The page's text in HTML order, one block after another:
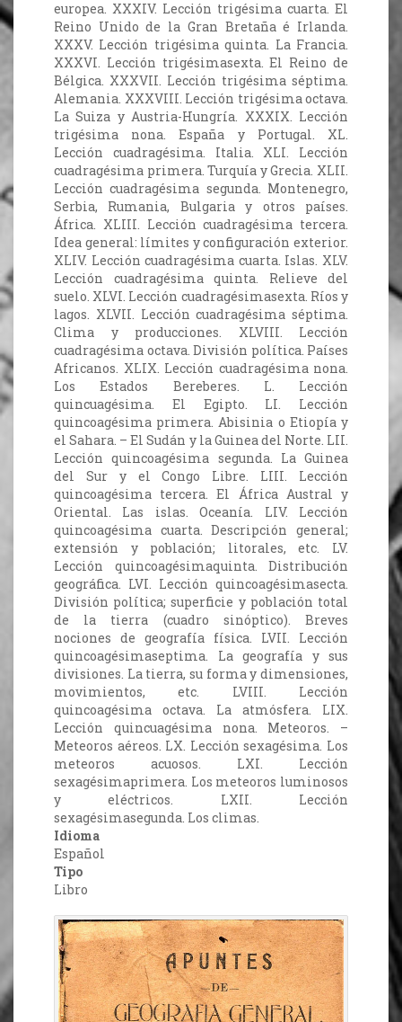
europea. XXXIV. Lección trigésima cuarta. El
Reino Unido de la Gran Bretaña é Irlanda.
XXXV. Lección trigésima quinta. La Francia.
XXXVI. Lección trigésimasexta. El Reino de
Bélgica. XXXVII. Lección trigésima séptima.
Alemania. XXXVIII. Lección trigésima octava.
La Suiza y Austria-Hungría. XXXIX. Lección
trigésima nona. España y Portugal. XL.
Lección cuadragésima. Italia. XLI. Lección
cuadragésima primera. Turquía y Grecia. XLII.
Lección cuadragésima segunda. Montenegro,
Serbia, Rumania, Bulgaria y otros países.
África. XLIII. Lección cuadragésima tercera.
Idea general: límites y configuración exterior.
XLIV. Lección cuadragésima cuarta. Islas. XLV.
Lección cuadragésima quinta. Relieve del
suelo. XLVI. Lección cuadragésimasexta. Ríos y
lagos. XLVII. Lección cuadragésima séptima.
Clima y producciones. XLVIII. Lección
cuadragésima octava. División política. Países
Africanos. XLIX. Lección cuadragésima nona.
Los Estados Bereberes. L. Lección
quincuagésima. El Egipto. LI. Lección
quincoagésima primera. Abisinia o Etiopía y
el Sahara. – El Sudán y la Guinea del Norte. LII.
Lección quincoagésima segunda. La Guinea
del Sur y el Congo Libre. LIII. Lección
quincoagésima tercera. El África Austral y
Oriental. Las islas. Oceanía. LIV. Lección
quincoagésima cuarta. Descripción general;
extensión y población; litorales, etc. LV.
Lección quincoagésimaquinta. Distribución
geográfica. LVI. Lección quincoagésimasecta.
División política; superficie y población total
de la tierra (cuadro sinóptico). Breves
nociones de geografía física. LVII. Lección
quincoagésimaseptima. La geografía y sus
divisiones. La tierra, su forma y dimensiones,
movimientos, etc. LVIII. Lección
quincoagésima octava. La atmósfera. LIX.
Lección quincuagésima nona. Meteoros. –
Meteoros aéreos. LX. Lección sexagésima. Los
meteoros acuosos. LXI. Lección
sexagésimaprimera. Los meteoros luminosos
y eléctricos. LXII. Lección
sexagésimasegunda. Los climas.
Idioma
Español
Tipo
Libro